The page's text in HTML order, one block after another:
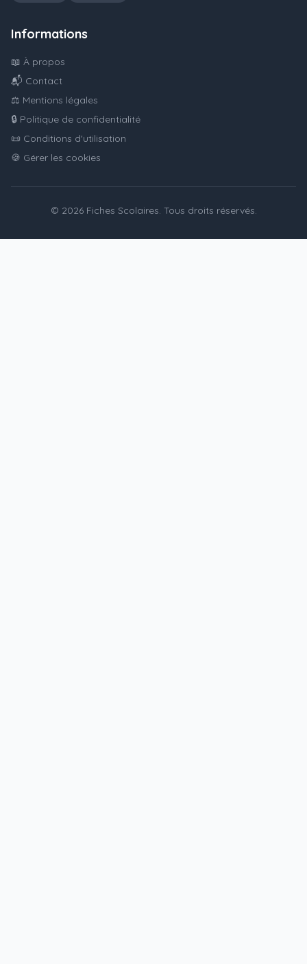
Informations
📖 À propos
📬 Contact
⚖️ Mentions légales
🔒 Politique de confidentialité
📜 Conditions d'utilisation
🍪 Gérer les cookies
© 2026 Fiches Scolaires. Tous droits réservés.